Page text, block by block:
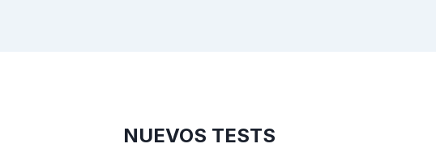
NUEVOS TESTS